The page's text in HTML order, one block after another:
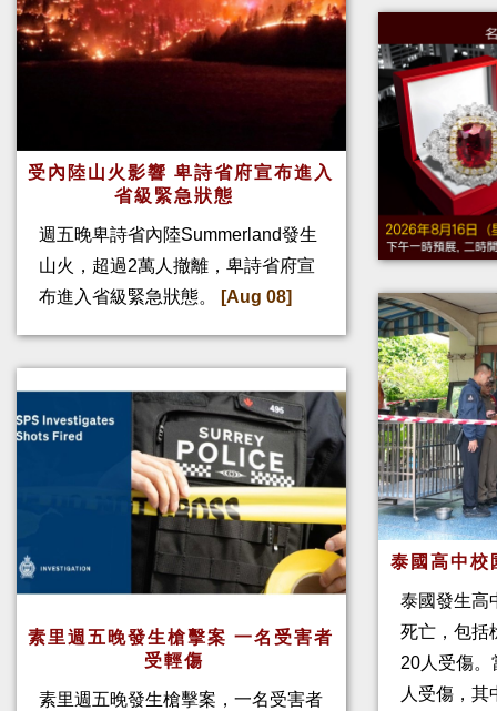
受內陸山火影響 卑詩省府宣布進入
省級緊急狀態
週五晚卑詩省內陸Summerland發生
山火，超過2萬人撤離，卑詩省府宣
布進入省級緊急狀態。
[Aug 08]
素里週五晚發生槍擊案 一名受害者
受輕傷
素里週五晚發生槍擊案，一名受害者
泰國高中
泰國發生高
死亡，包括
20人受傷
人受傷，其